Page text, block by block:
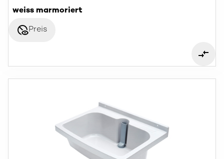
weiss marmoriert
disabled_visiblePreis